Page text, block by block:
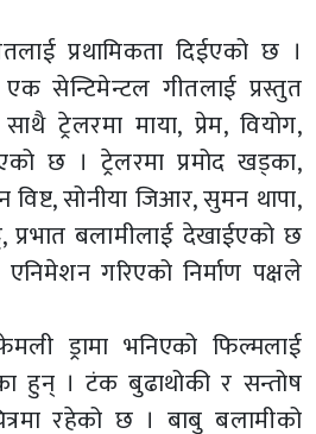
प्रथामिकता दिईएको छ ।
सेन्टिमेन्टल गीतलाई प्रस्तुत
ट्रेलरमा माया, प्रेम, वियोग,
छ । ट्रेलरमा प्रमोद खड्का,
विष्ट, सोनीया जिआर, सुमन थापा,
प्रभात बलामीलाई देखाईएको छ
गरिएको निर्माण पक्षले
ड्रामा भनिएको फिल्मलाई
हुन् । टंक बुढाथोकी र सन्तोष
रहेको छ । बाबु बलामीको